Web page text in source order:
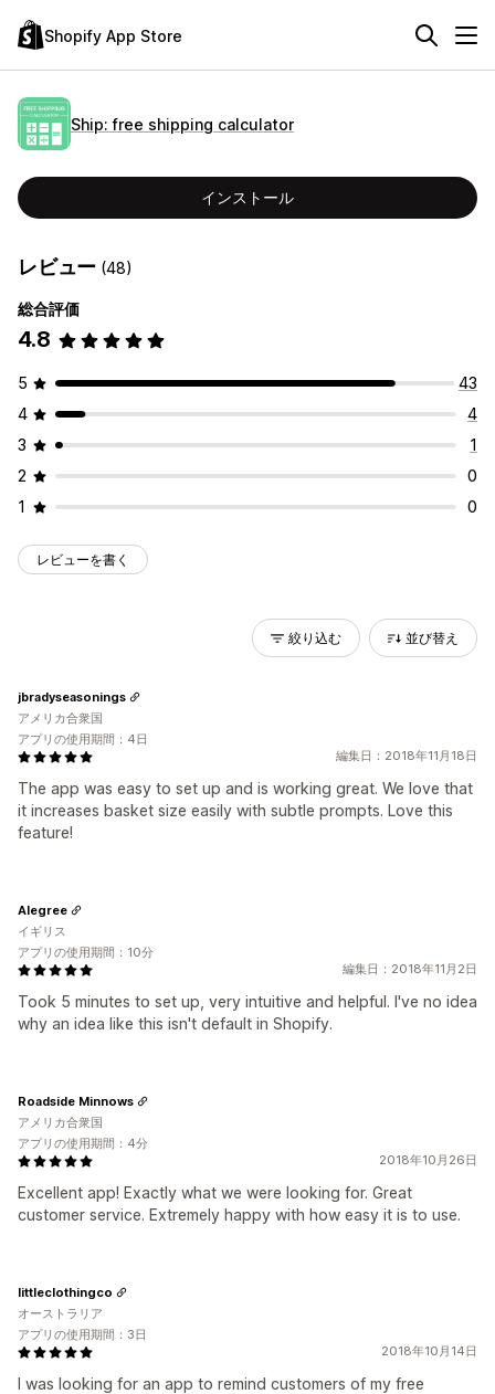
Shopify App Store
Ship: free shipping calculator
インストール
レビュー (48)
総合評価
4.8
5
43
4
4
3
1
2
0
1
0
レビューを書く
絞り込む 並び替え
編集日：2018年11月18日
The app was easy to set up and is working great. We love that
it increases basket size easily with subtle prompts. Love this
feature!
jbradyseasonings
アメリカ合衆国
アプリの使用期間：4日
編集日：2018年11月2日
Took 5 minutes to set up, very intuitive and helpful. I've no idea
why an idea like this isn't default in Shopify.
Alegree
イギリス
アプリの使用期間：10分
2018年10月26日
Excellent app! Exactly what we were looking for. Great
customer service. Extremely happy with how easy it is to use.
Roadside Minnows
アメリカ合衆国
アプリの使用期間：4分
2018年10月14日
I was looking for an app to remind customers of my free
littleclothingco
オーストラリア
アプリの使用期間：3日